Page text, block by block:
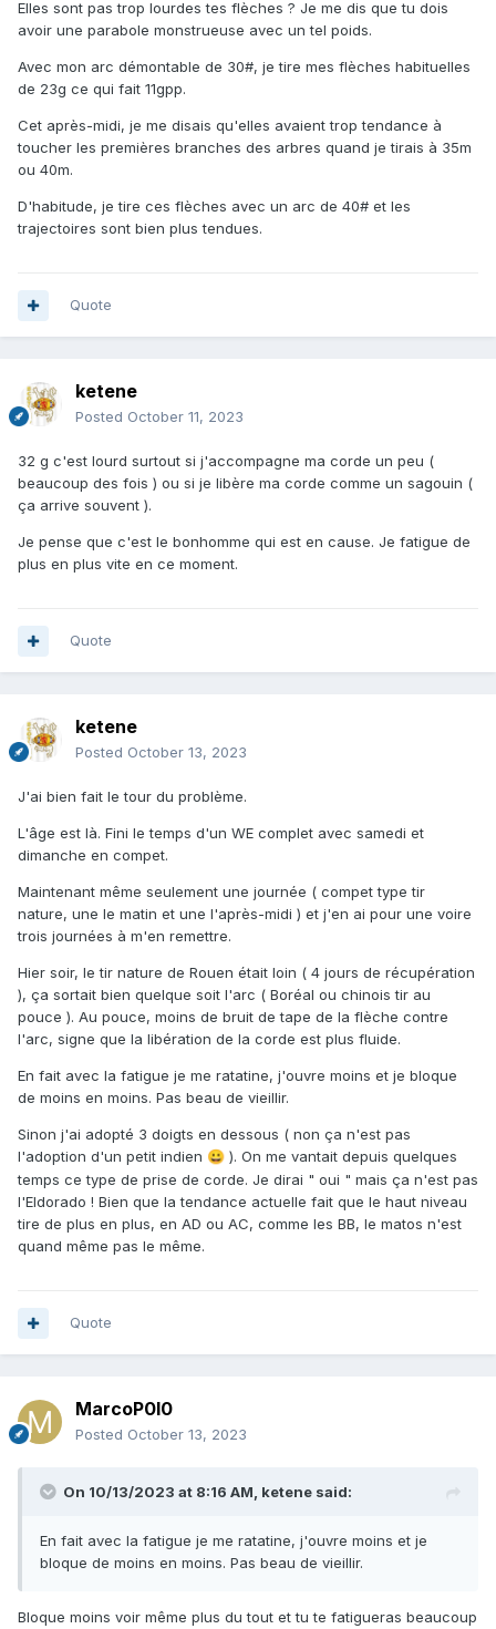
Elles sont pas trop lourdes tes flèches ? Je me dis que tu dois
avoir une parabole monstrueuse avec un tel poids.
Avec mon arc démontable de 30#, je tire mes flèches habituelles
de 23g ce qui fait 11gpp.
Cet après-midi, je me disais qu'elles avaient trop tendance à
toucher les premières branches des arbres quand je tirais à 35m
ou 40m.
D'habitude, je tire ces flèches avec un arc de 40# et les
trajectoires sont bien plus tendues.
Quote
ketene
Posted October 11, 2023
32 g c'est lourd surtout si j'accompagne ma corde un peu (
beaucoup des fois ) ou si je libère ma corde comme un sagouin (
ça arrive souvent ).
Je pense que c'est le bonhomme qui est en cause. Je fatigue de
plus en plus vite en ce moment.
Quote
ketene
Posted October 13, 2023
J'ai bien fait le tour du problème.
L'âge est là. Fini le temps d'un WE complet avec samedi et
dimanche en compet.
Maintenant même seulement une journée ( compet type tir
nature, une le matin et une l'après-midi ) et j'en ai pour une voire
trois journées à m'en remettre.
Hier soir, le tir nature de Rouen était loin ( 4 jours de récupération
), ça sortait bien quelque soit l'arc ( Boréal ou chinois tir au
pouce ). Au pouce, moins de bruit de tape de la flèche contre
l'arc, signe que la libération de la corde est plus fluide.
En fait avec la fatigue je me ratatine, j'ouvre moins et je bloque
de moins en moins. Pas beau de vieillir.
Sinon j'ai adopté 3 doigts en dessous ( non ça n'est pas
l'adoption d'un petit indien 😀 ). On me vantait depuis quelques
temps ce type de prise de corde. Je dirai " oui " mais ça n'est pas
l'Eldorado ! Bien que la tendance actuelle fait que le haut niveau
tire de plus en plus, en AD ou AC, comme les BB, le matos n'est
quand même pas le même.
Quote
MarcoP0l0
Posted October 13, 2023
On 10/13/2023 at 8:16 AM, ketene said:
En fait avec la fatigue je me ratatine, j'ouvre moins et je
bloque de moins en moins. Pas beau de vieillir.
Bloque moins voir même plus du tout et tu te fatigueras beaucoup